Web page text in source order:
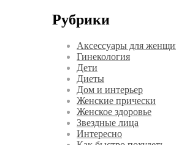
Рубрики
Аксессуары для
Гинекология
Дети
Диеты
Дом и интерьер
Женские прически
Женское здоровье
Звездные лица
Интересно